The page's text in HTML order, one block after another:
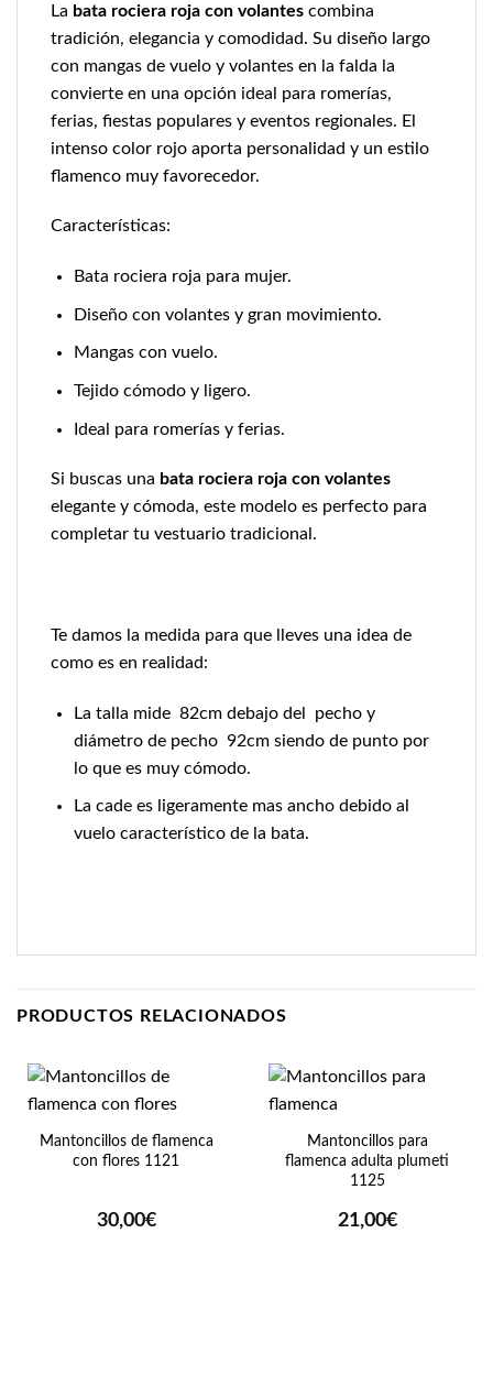
La bata rociera roja con volantes combina
tradición, elegancia y comodidad. Su diseño largo
con mangas de vuelo y volantes en la falda la
convierte en una opción ideal para romerías,
ferias, fiestas populares y eventos regionales. El
intenso color rojo aporta personalidad y un estilo
flamenco muy favorecedor.
Características:
Bata rociera roja para mujer.
Diseño con volantes y gran movimiento.
Mangas con vuelo.
Tejido cómodo y ligero.
Ideal para romerías y ferias.
Si buscas una bata rociera roja con volantes
elegante y cómoda, este modelo es perfecto para
completar tu vestuario tradicional.
Te damos la medida para que lleves una idea de
como es en realidad:
La talla mide 82cm debajo del pecho y
diámetro de pecho 92cm siendo de punto por
lo que es muy cómodo.
La cade es ligeramente mas ancho debido al
vuelo característico de la bata.
PRODUCTOS RELACIONADOS
Mantoncillos de flamenca
con flores 1121
30,00€
Mantoncillos para
flamenca adulta plumeti
1125
21,00€